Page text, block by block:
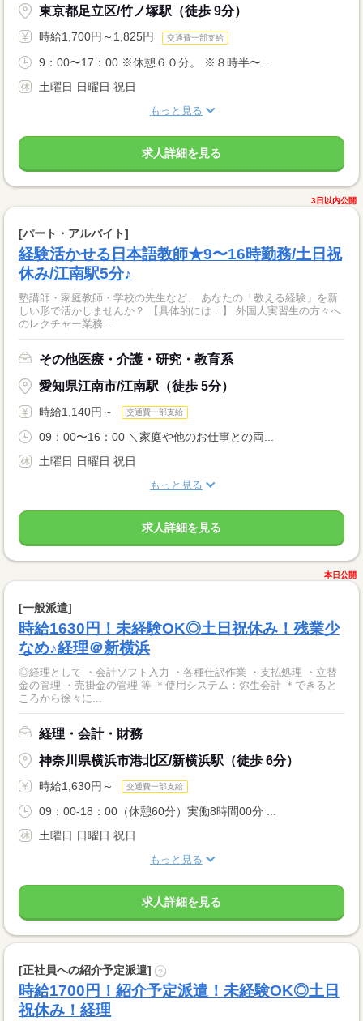
東京都足立区/竹ノ塚駅（徒歩 9分）
時給1,700円～1,825円 交通費一部支給
9：00〜17：00 ※休憩６０分。 ※８時半〜...
土曜日 日曜日 祝日
もっと見る
求人詳細を見る
3日以内公開
[パート・アルバイト]
経験活かせる日本語教師★9〜16時勤務/土日祝
休み/江南駅5分♪
塾講師・家庭教師・学校の先生など、 あなたの「教える経験」を新
しい形で活かしませんか？ 【具体的には…】 外国人実習生の方々へ
のレクチャー業務...
その他医療・介護・研究・教育系
愛知県江南市/江南駅（徒歩 5分）
時給1,140円～ 交通費一部支給
09：00〜16：00 ＼家庭や他のお仕事との両...
土曜日 日曜日 祝日
もっと見る
求人詳細を見る
本日公開
[一般派遣]
時給1630円！未経験OK◎土日祝休み！残業少
なめ♪経理＠新横浜
◎経理として ・会計ソフト入力 ・各種仕訳作業 ・支払処理 ・立替
金の管理 ・売掛金の管理 等 ＊使用システム：弥生会計 ＊できると
ころから徐々に...
経理・会計・財務
神奈川県横浜市港北区/新横浜駅（徒歩 6分）
時給1,630円～ 交通費一部支給
09：00-18：00（休憩60分）実働8時間00分 ...
土曜日 日曜日 祝日
もっと見る
求人詳細を見る
[正社員への紹介予定派遣] ?
時給1700円！紹介予定派遣！未経験OK◎土日
祝休み！経理